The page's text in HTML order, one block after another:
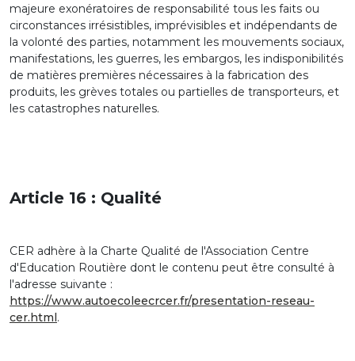
majeure exonératoires de responsabilité tous les faits ou
circonstances irrésistibles, imprévisibles et indépendants de
la volonté des parties, notamment les mouvements sociaux,
manifestations, les guerres, les embargos, les indisponibilités
de matières premières nécessaires à la fabrication des
produits, les grèves totales ou partielles de transporteurs, et
les catastrophes naturelles.
Article 16 : Qualité
CER adhère à la Charte Qualité de l'Association Centre
d'Education Routière dont le contenu peut être consulté à
l'adresse suivante :
https://www.autoecoleecrcer.fr/presentation-reseau-
cer.html.